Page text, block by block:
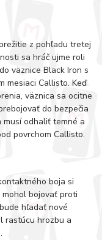
z pohľadu tretej
sa hráč ujme roli
väznice Black Iron s
mesiaci Callisto. Keď
väznica sa ocitne
do bezpečia
musí odhaliť temné a
povrchom Callisto.
boja si
bojovať proti
hľadať nové
rastúcu hrozbu a